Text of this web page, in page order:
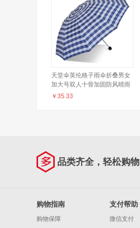
天堂伞英伦格子雨伞折叠男女
加大号双人十骨加固防风晴雨
伞两用 蓝灰大格
￥ 35.33
品类齐全，轻松购物
购物指南
购物保障
支付帮助
微信支付